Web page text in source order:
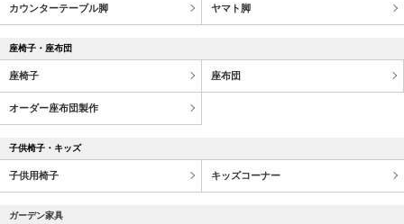
カウンターテーブル脚 ヤマト脚
座椅子・座布団
座椅子 座布団
オーダー座布団製作
子供椅子・キッズ
子供用椅子 キッズコーナー
ガーデン家具